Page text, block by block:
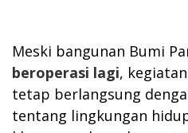
Meski bangunan Bumi
beroperasi lagi,
tetap berlangsung
tentang lingkungan